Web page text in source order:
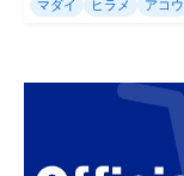
マダイ ヒラメ アコウ